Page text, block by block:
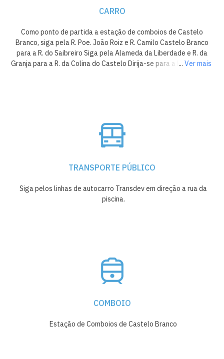
CARRO
Como ponto de partida a estação de comboios de Castelo
Branco, siga pela R. Poe. João Roiz e R. Camilo Castelo Branco
para a R. do Saibreiro Siga pela Alameda da Liberdade e R. da
Granja para a R. da Colina do Castelo Dirija-se para a R. da Colina
... Ver mais
TRANSPORTE PÚBLICO
Siga pelos linhas de autocarro Transdev em direção a rua da
piscina.
COMBOIO
Estação de Comboios de Castelo Branco